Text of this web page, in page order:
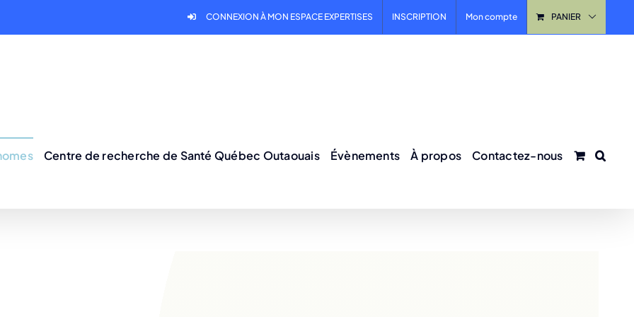
CONNEXION À MON ESPACE EXPERTISES INSCRIPTION Mon compte PANIER
Centre de recherche de Santé Québec Outaouais Évènements À propos Contactez-nous